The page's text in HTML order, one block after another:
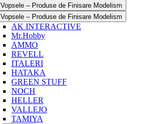
Vopsele – Produse de Finisare Modelism
Vopsele – Produse de Finisare Modelism
AK INTERACTIVE
Mr.Hobby
AMMO
REVELL
ITALERI
HATAKA
GREEN STUFF
NOCH
HELLER
VALLEJO
TAMIYA